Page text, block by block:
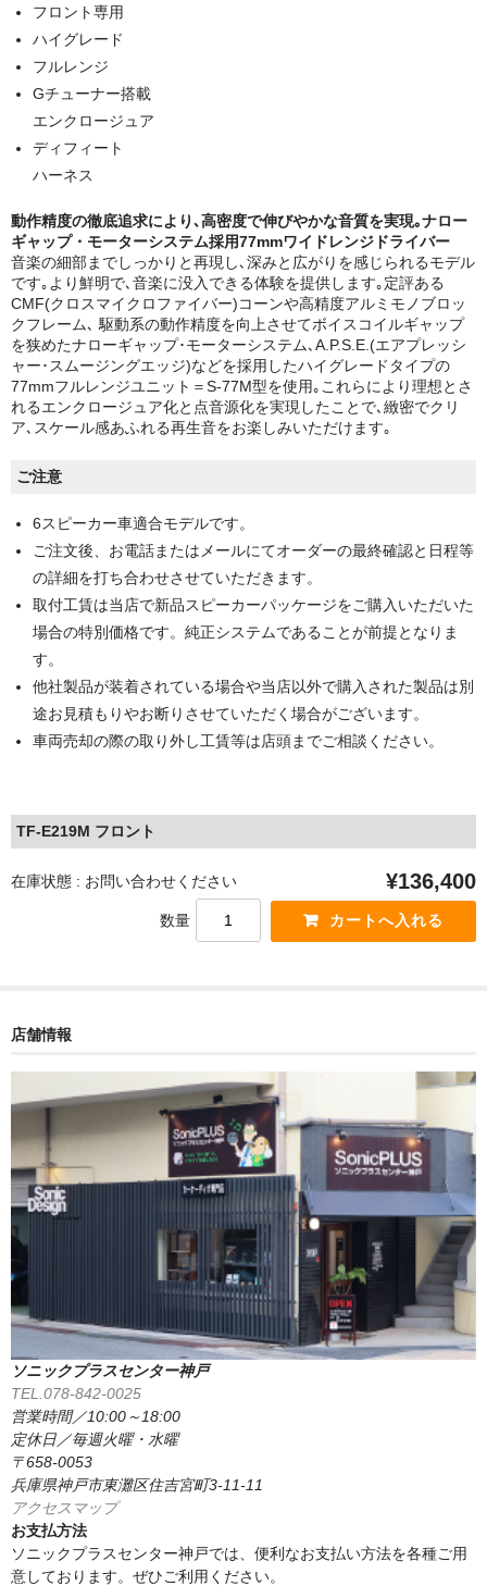
フロント専用
ハイグレード
フルレンジ
Gチューナー搭載
エンクロージュア
ディフィート
ハーネス
動作精度の徹底追求により､高密度で伸びやかな音質を実現｡ナロー
ギャップ・モーターシステム採用77mmワイドレンジドライバー
音楽の細部までしっかりと再現し､深みと広がりを感じられるモデル
です｡より鮮明で､音楽に没入できる体験を提供します｡定評ある
CMF(クロスマイクロファイバー)コーンや高精度アルミモノブロッ
クフレーム､ 駆動系の動作精度を向上させてボイスコイルギャップ
を狭めたナローギャップ･モーターシステム､A.P.S.E.(エアプレッシ
ャー･スムージングエッジ)などを採用したハイグレードタイプの
77mmフルレンジユニット＝S-77M型を使用｡これらにより理想とさ
れるエンクロージュア化と点音源化を実現したことで､緻密でクリ
ア､スケール感あふれる再生音をお楽しみいただけます｡
ご注意
6スピーカー車適合モデルです。
ご注文後、お電話またはメールにてオーダーの最終確認と日程等
の詳細を打ち合わせさせていただきます。
取付工賃は当店で新品スピーカーパッケージをご購入いただいた
場合の特別価格です。純正システムであることが前提となりま
す。
他社製品が装着されている場合や当店以外で購入された製品は別
途お見積もりやお断りさせていただく場合がございます。
車両売却の際の取り外し工賃等は店頭までご相談ください。
TF-E219M フロント
在庫状態 : お問い合わせください ¥136,400
数量
店舗情報
ソニックプラスセンター神戸
TEL.078-842-0025
営業時間／10:00～18:00
定休日／毎週火曜・水曜
〒658-0053
兵庫県神戸市東灘区住吉宮町3-11-11
アクセスマップ
お支払方法
ソニックプラスセンター神戸では、便利なお支払い方法を各種ご用
意しております。ぜひご利用ください。